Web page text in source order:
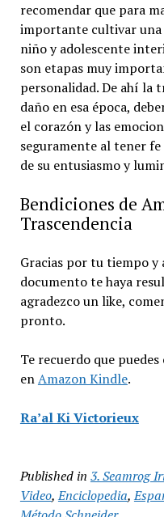
recomendar que para
importante cultivar una
niño y adolescente
son etapas muy
personalidad. De ahí la
daño en esa época,
el corazón y las
seguramente al tener
de su entusiasmo y
Bendiciones de
Trascendencia
Gracias por tu tiempo y
documento te haya
agradezco un like,
pronto.
Te recuerdo que
enAmazon Kindle.
Ra’al Ki Victorieux
Published in 3. Seamrog
Video,Enciclopedia,